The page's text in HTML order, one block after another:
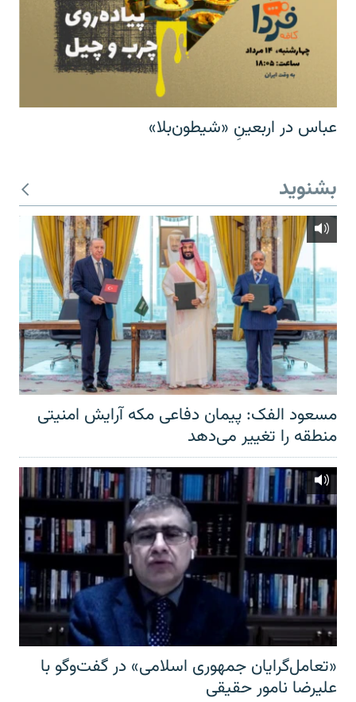
عباس در اربعینِ «شیطون‌بلا»
بشنوید
مسعود الفک: پیمان دفاعی مکه آرایش امنیتی
منطقه را تغییر می‌دهد
«تعامل‌گرایان جمهوری اسلامی» در گفت‌وگو با
علیرضا نامور حقیقی